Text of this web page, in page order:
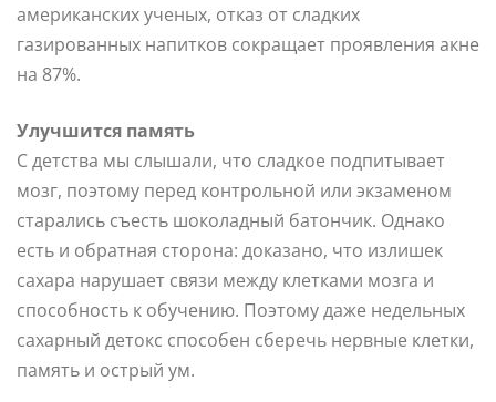
американских ученых, отказ от сладких
газированных напитков сокращает проявления акне
на 87%.
Улучшится память
С детства мы слышали, что сладкое подпитывает
мозг, поэтому перед контрольной или экзаменом
старались съесть шоколадный батончик. Однако
есть и обратная сторона: доказано, что излишек
сахара нарушает связи между клетками мозга и
способность к обучению. Поэтому даже недельных
сахарный детокс способен сберечь нервные клетки,
память и острый ум.